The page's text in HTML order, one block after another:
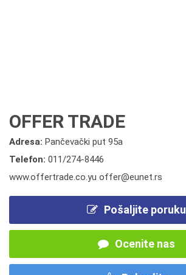
OFFER TRADE
Adresa: Pančevački put 95a
Telefon: 011/274-8446
www.offertrade.co.yu offer@eunet.rs
Pošaljite poruku
Ocenite nas